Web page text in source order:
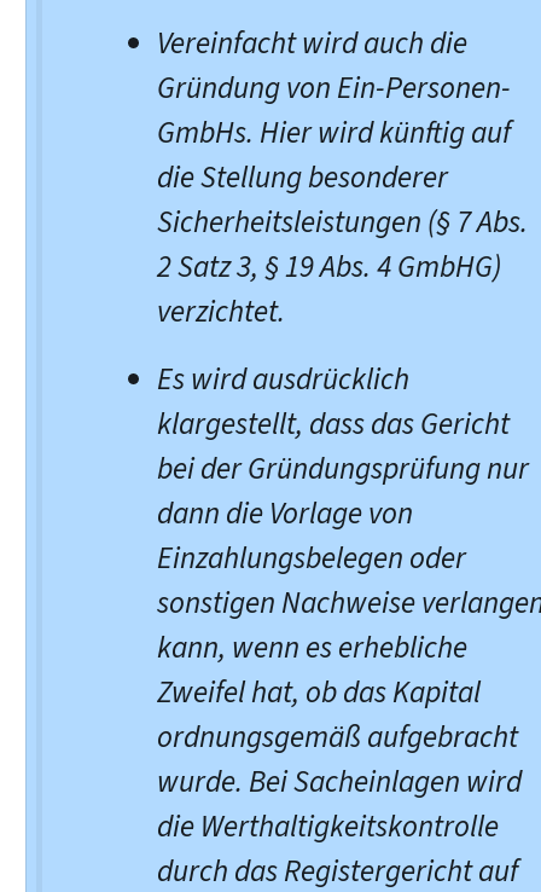
Vereinfacht wird auch die
Gründung von Ein-Personen-
GmbHs. Hier wird künftig auf
die Stellung besonderer
Sicherheitsleistungen (§ 7 Abs.
2 Satz 3, § 19 Abs. 4 GmbHG)
verzichtet.
Es wird ausdrücklich
klargestellt, dass das Gericht
bei der Gründungsprüfung nur
dann die Vorlage von
Einzahlungsbelegen oder
sonstigen Nachweise
kann, wenn es erhebliche
Zweifel hat, ob das Kapital
ordnungsgemäß aufgebracht
wurde. Bei Sacheinlagen wird
die Werthaltigkeitskontrolle
durch das Registergericht auf